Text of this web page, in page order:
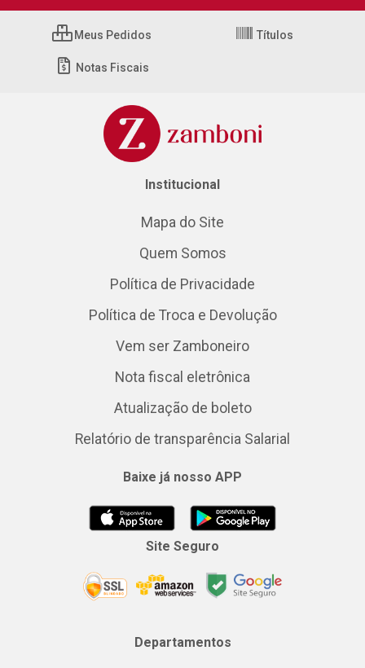
Meus Pedidos Títulos
Notas Fiscais
Institucional
Mapa do Site
Quem Somos
Política de Privacidade
Política de Troca e Devolução
Vem ser Zamboneiro
Nota fiscal eletrônica
Atualização de boleto
Relatório de transparência Salarial
Baixe já nosso APP
Site Seguro
Departamentos